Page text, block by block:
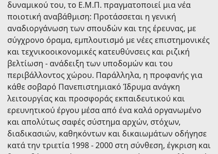
δυναμικού του, το Ε.Μ.Π. πραγματοποιεί μια νέα
ποιοτική αναβάθμιση: Προτάσσεται η γενική
αναδιοργάνωση των σπουδών και της έρευνας, με
σύγχρονο όραμα, εμπλουτισμό με νέες επιστημονικές
και τεχνικοοικονομικές κατευθύνσεις και ριζική
βελτίωση - ανάδειξη των υποδομών και του
περιβάλλοντος χώρου. Παράλληλα, η προφανής για
κάθε σοβαρό Πανεπιστημιακό Ίδρυμα ανάγκη
λειτουργίας και προσφοράς εκπαιδευτικού και
ερευνητικού έργου μέσα από ένα καλά οργανωμένο
και απολύτως σαφές σύστημα αρχών, στόχων,
διαδικασιών, καθηκόντων και δικαιωμάτων οδήγησε
κατά την τριετία 1998 - 2000 στη σύνθεση, έγκριση και